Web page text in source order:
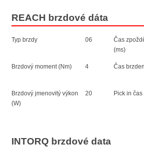
REACH brzdové dáta
Typ brzdy 06
Brzdový moment (Nm) 4
Brzdový jmenovitý výkon
(W)
20
Čas
(ms)
Čas
Pick in
INTORQ brzdové data